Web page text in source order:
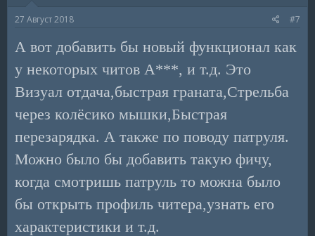
27 Август 2018 #7
А вот добавить бы новый функционал как
у некоторых читов А***, и т.д. Это
Визуал отдача,быстрая граната,Стрельба
через колёсико мышки,Быстрая
перезарядка. А также по поводу патруля.
Можно было бы добавить такую фичу,
когда смотришь патруль то можна было
бы открыть профиль читера,узнать его
характеристики и т.д.